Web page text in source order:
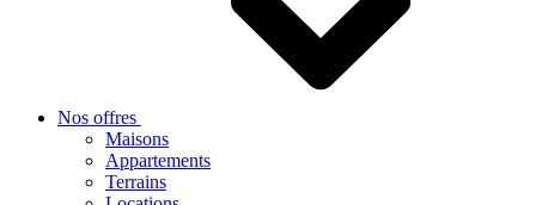
Nos offres
Maisons
Appartements
Terrains